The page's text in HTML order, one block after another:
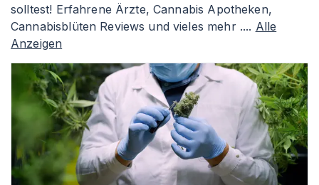
solltest! Erfahrene Ärzte, Cannabis Apotheken,
Cannabisblüten Reviews und vieles mehr .... Alle
Anzeigen